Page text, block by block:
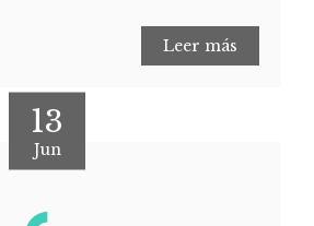
Leer más
13
Jun